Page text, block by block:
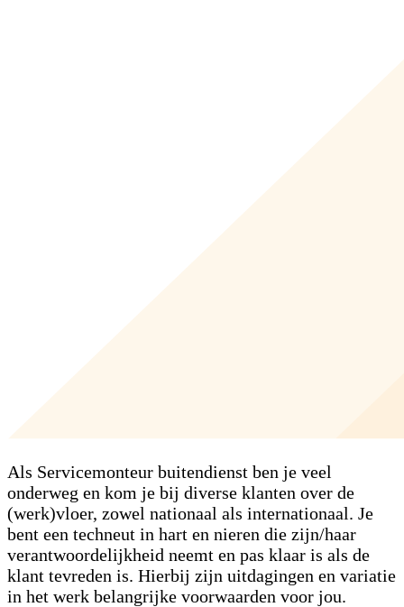
Als Servicemonteur buitendienst ben je veel
onderweg en kom je bij diverse klanten over de
(werk)vloer, zowel nationaal als internationaal. Je
bent een techneut in hart en nieren die zijn/haar
verantwoordelijkheid neemt en pas klaar is als de
klant tevreden is. Hierbij zijn uitdagingen en variatie
in het werk belangrijke voorwaarden voor jou.